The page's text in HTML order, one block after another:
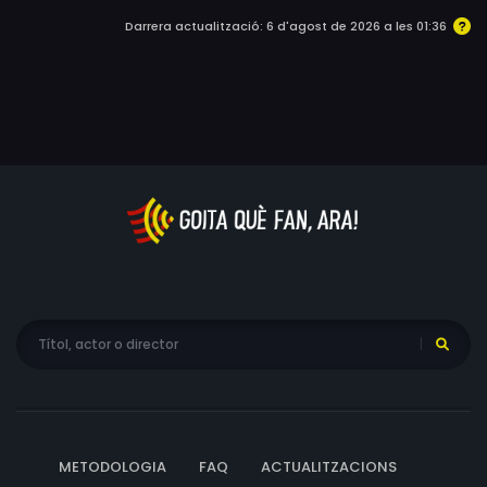
Darrera actualització: 6 d'agost de 2026 a les 01:36
METODOLOGIA FAQ ACTUALITZACIONS